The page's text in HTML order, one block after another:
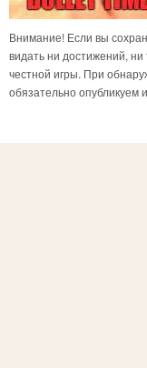
Внимание! Если вы
видать ни достижений,
честной игры. При
обязательно опубликуем